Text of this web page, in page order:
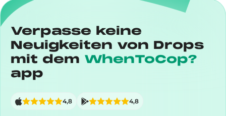
Verpasse keine
Neuigkeiten von Drops
mit dem WhenToCop?
app
4,8 4,8